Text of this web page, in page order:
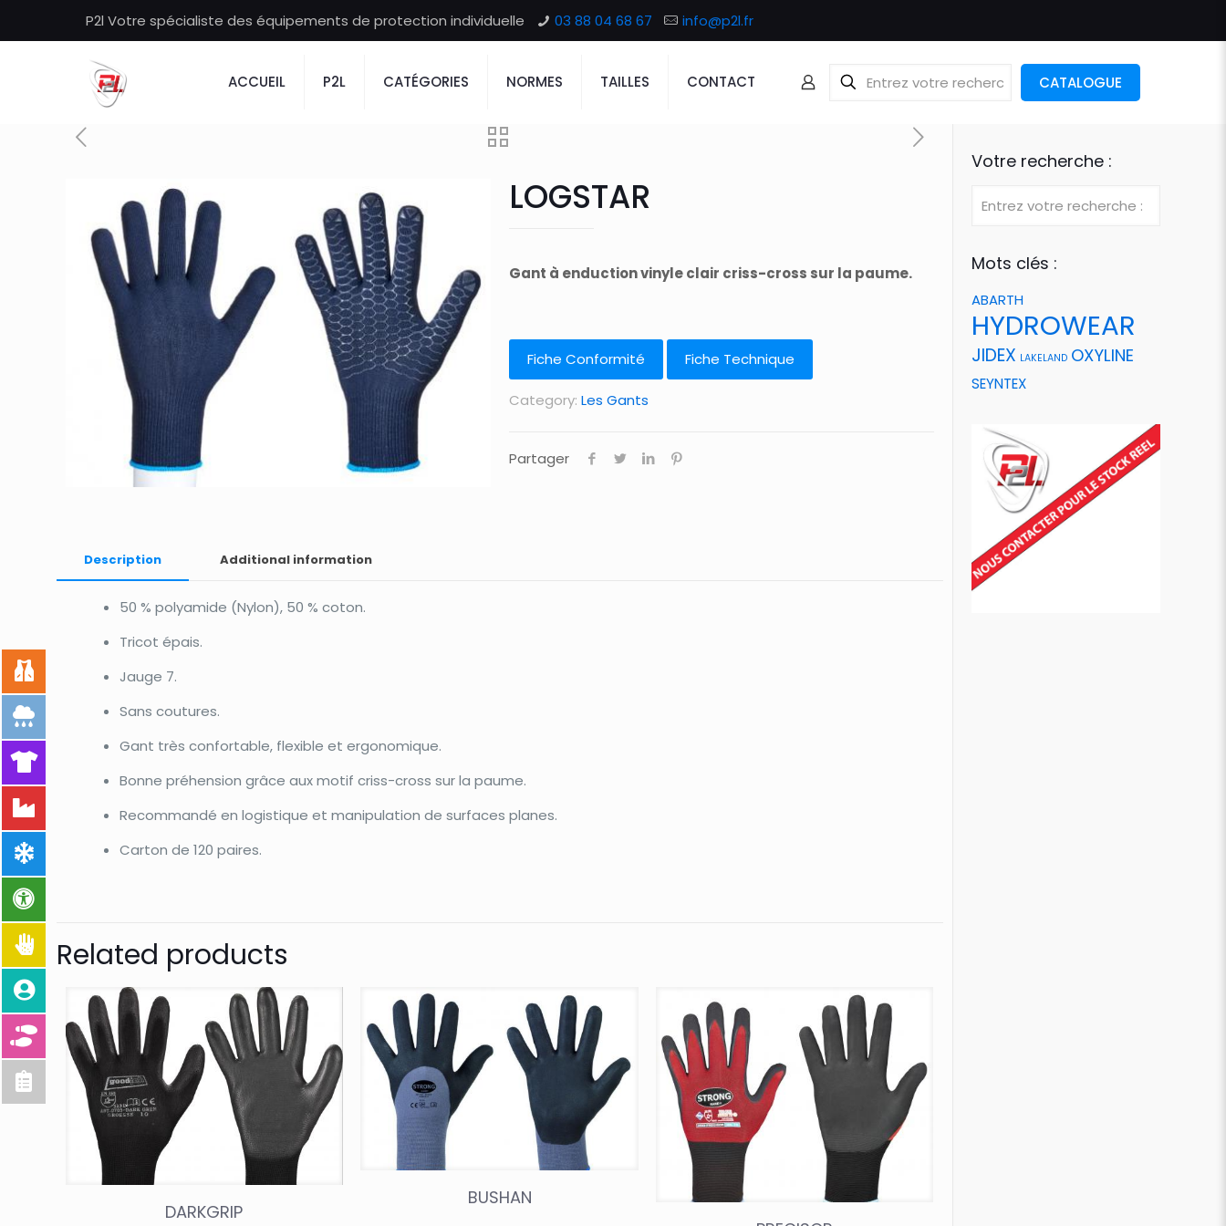
P2l Votre spécialiste des équipements de protection individuelle 03 88 04 68 67 info@p2l.fr
ACCUEIL P2L CATÉGORIES NORMES TAILLES CONTACT CATALOGUE
LOGSTAR
Gant à enduction vinyle clair criss-cross sur la paume.
Fiche Conformité Fiche Technique
Category: Les Gants
Partager
Description Additional information
50 % polyamide (Nylon), 50 % coton.
Tricot épais.
Jauge 7.
Sans coutures.
Gant très confortable, flexible et ergonomique.
Bonne préhension grâce aux motif criss-cross sur la paume.
Recommandé en logistique et manipulation de surfaces planes.
Carton de 120 paires.
Related products
DARKGRIP
BUSHAN
Votre recherche :
Mots clés :
ABARTH
HYDROWEAR
JIDEX LAKELAND OXYLINE
SEYNTEX